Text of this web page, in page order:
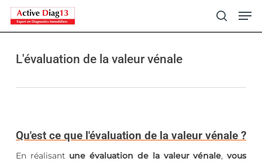
Skip
contentL'évaluation de la valeur vénale
Qu'est ce que l'évaluation de la valeur vénale ?
En réalisant une évaluation de la valeur vénale,vous